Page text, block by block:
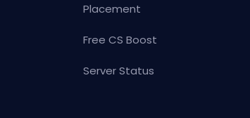
Placement
Free CS Boost
Server Status